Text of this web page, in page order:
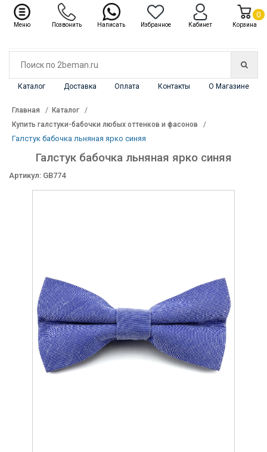
Каталог Доставка Оплата Контакты О Магазине
Каталог ✖
Главная
Каталог
Купить галстуки-бабочки любых оттенков и фасонов
Галстук бабочка льняная ярко синяя
Галстук бабочка льняная ярко синяя
Артикул: GB774
Меню Позвонить Написать Избранное Кабинет Корзина
0